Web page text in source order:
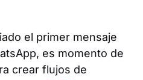
el primer mensaje
es momento de
crear flujos de